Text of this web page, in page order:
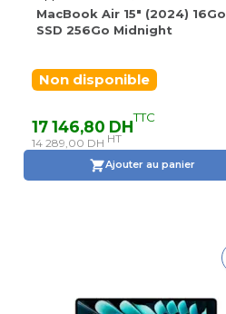
MacBook Air 15" (2024) 16Go
SSD 256Go Midnight
Non disponible
17 146,80 DHTTC
14 289,00 DH HT
Ajouter au panier